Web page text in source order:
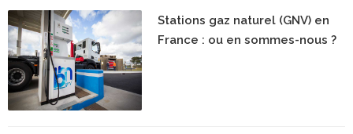
Stations gaz naturel (GNV) en
France : ou en sommes-nous ?